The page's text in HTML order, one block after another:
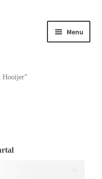
Menu
Hooijer”